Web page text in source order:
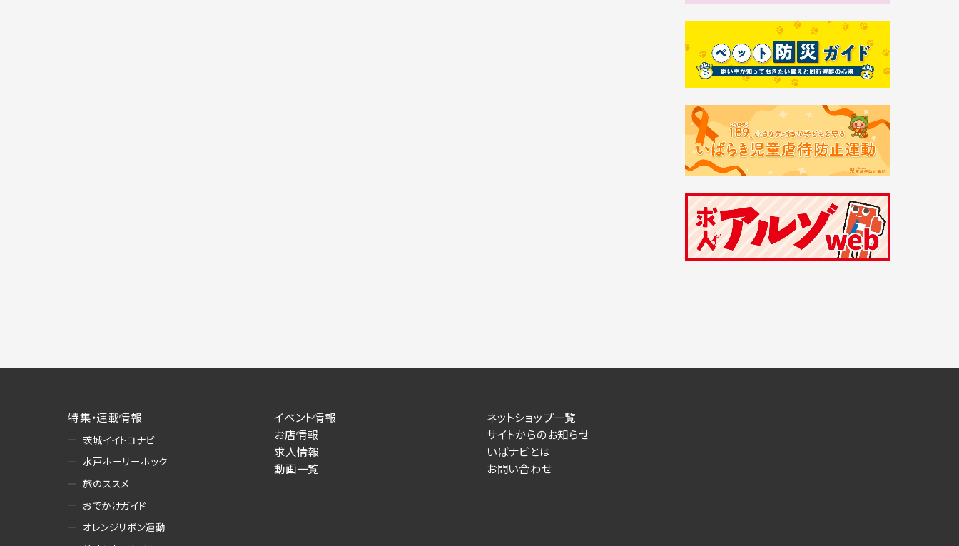
特集・連載情報
茨城イイトコナビ
水戸ホーリーホック
旅のススメ
おでかけガイド
オレンジリボン運動
イベント情報
お店情報
求人情報
動画一覧
ネットショップ一覧
サイトからのお知らせ
いばナビとは
お問い合わせ